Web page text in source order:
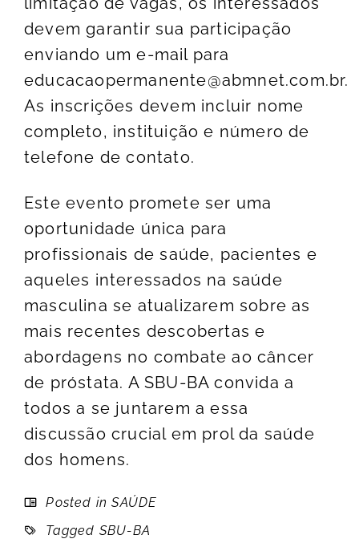
devem garantir sua participação
enviando um e-mail para
educacaopermanente@abmnet.com.br.
As inscrições devem incluir nome
completo, instituição e número de
telefone de contato.
Este evento promete ser uma
oportunidade única para
profissionais de saúde, pacientes e
aqueles interessados na saúde
masculina se atualizarem sobre as
mais recentes descobertas e
abordagens no combate ao câncer
de próstata. A SBU-BA convida a
todos a se juntarem a essa
discussão crucial em prol da saúde
dos homens.
Posted inSAÚDE
Tagged SBU-BA